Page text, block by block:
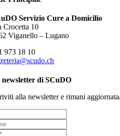
Servizio Cure a Domicilio
Crocetta 10
Viganello – Lugano
973 18 10
newsletter di SCuDO
alla newsletter e rimani